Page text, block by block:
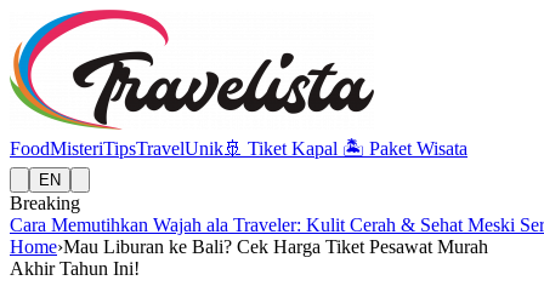
FoodMisteriTipsTravelUnik🚢 Tiket Kapal 🏝️ Paket Wisata
EN
Breaking
Cara Memutihkan Wajah ala Traveler: Kulit Cerah & Sehat Meski
Home›Mau Liburan ke Bali? Cek Harga Tiket Pesawat Murah
Akhir Tahun Ini!